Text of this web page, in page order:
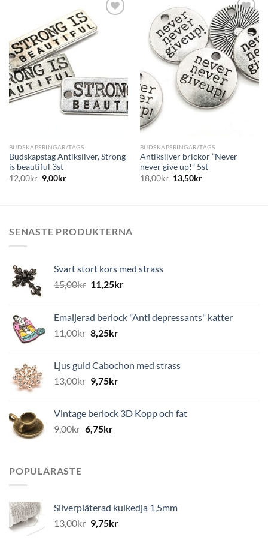
BUDSKAPSRINGAR/TAGS
Budskapstag Antiksilver, Strong
is beautiful 3st
12,00kr 9,00kr
BUDSKAPSRINGAR/TAGS
Antiksilver brickor ”Never
never give up!” 5st
18,00kr 13,50kr
SENASTE PRODUKTERNA
Svart stort kors med strass
15,00kr 11,25kr
Emaljerad berlock "Anti depressants" katter
11,00kr 8,25kr
Ljus guld Cabochon med strass
13,00kr 9,75kr
Vintage berlock 3D Kopp och fat
9,00kr 6,75kr
POPULÄRASTE
Silverpläterad kulkedja 1,5mm
13,00kr 9,75kr